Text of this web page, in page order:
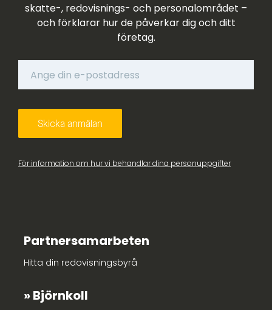
skatte-, redovisnings- och personalområdet –
och förklarar hur de påverkar dig och ditt
företag.
För information om hur vi behandlar dina personuppgifter
Partnersamarbeten
Hitta din redovisningsbyrå
Björnkoll